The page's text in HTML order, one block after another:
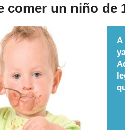
comer un niño de
A